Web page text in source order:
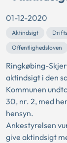
01-12-2020
Aktindsigt
Offentlighedsloven
Ringkøbing-
aktindsigt i den
Kommunen
30, nr. 2, med
hensyn.
Ankestyrelsen
give aktindsigt